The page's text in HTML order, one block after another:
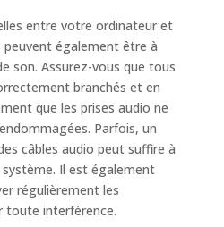
entre votre ordinateur et
peuvent également être à
son. Assurez-vous que tous
branchés et en
que les prises audio ne
Parfois, un
câbles audio peut suffire à
Il est également
régulièrement les
toute interférence.